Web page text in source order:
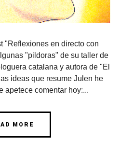
"Reflexiones en directo con
"pildoras" de su taller de
catalana y autora de "El
ideas que resume Julen he
apetece comentar hoy:...
MORE